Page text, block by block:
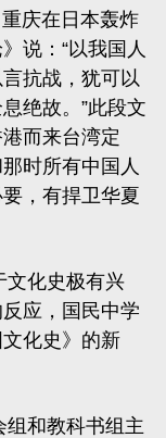
庆在日本轰炸
说： “以我国人
抗战，犹可以
绝故。”此段文
而来台湾定
时所有中国人
，有捍卫华夏
化史极有兴
应，国民中学
文化史》 的新
和教科书组主